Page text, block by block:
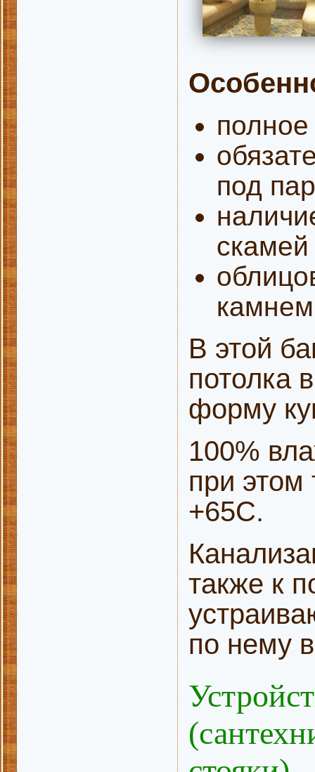
полное
под
В этой
потолка
форму
100%
при этом
+65С.
также к
по нему